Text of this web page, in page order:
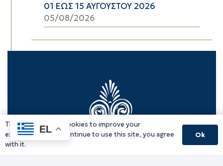
01 ΕΩΣ 15 ΑΥΓΟΥΣΤΟΥ 2026
05/08/2026
EL
This website uses cookies to improve your
experience. If you continue to use this site, you agree
with it.
Ok